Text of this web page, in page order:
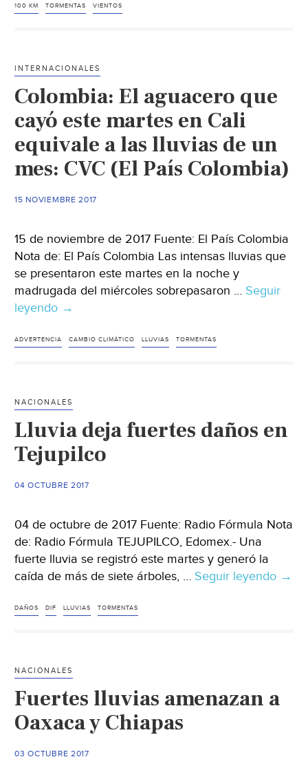
el
de
Tabasco)
100 KM TORMENTAS VIENTOS
INTERNACIONALES
Colombia: El aguacero que
cayó este martes en Cali
equivale a las lluvias de un
mes: CVC (El País Colombia)
15 NOVIEMBRE 2017
15 de noviembre de 2017 Fuente: El País Colombia
Nota de: El País Colombia Las intensas lluvias que
se presentaron este martes en la noche y
madrugada del miércoles sobrepasaron … Seguir
leyendo Colombia:
aguacero
martes
en
Cali
equivale
a
de
un
mes:
CVC
País
→
ADVERTENCIA CAMBIO CLIMÁTICO LLUVIAS TORMENTAS
NACIONALES
Lluvia deja fuertes daños en
Tejupilco
04 OCTUBRE 2017
04 de octubre de 2017 Fuente: Radio Fórmula Nota
de: Radio Fórmula TEJUPILCO, Edomex.- Una
fuerte lluvia se registró este martes y generó la
caída de más de siete árboles, … Seguir leyendo →
DAÑOS DIF LLUVIAS TORMENTAS
NACIONALES
Fuertes lluvias amenazan a
Oaxaca y Chiapas
03 OCTUBRE 2017